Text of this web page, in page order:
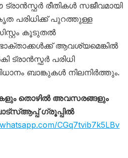
രീതികൾ സജീവമായി
പരിധിക്ക് പുറത്തുള്ള
കൂടുതൽ
ആവശ്യമെങ്കിൽ
ട്രാൻസ്ഫർ പരിധി
ബാങ്കുകൾ നിലനിർത്തും.
തൊഴിൽ അവസരങ്ങളും
ഗ്രൂപ്പിൽ
CGq7tvib7k5LBv